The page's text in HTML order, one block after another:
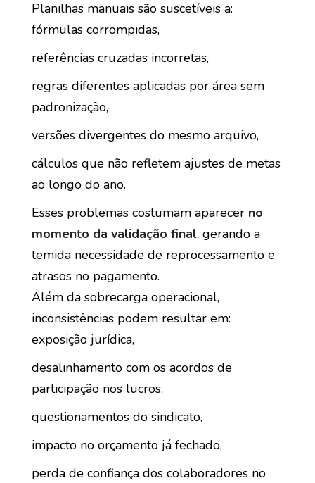
Planilhas manuais são suscetíveis a:
fórmulas corrompidas,
referências cruzadas incorretas,
regras diferentes aplicadas por área sem
padronização,
versões divergentes do mesmo arquivo,
cálculos que não refletem ajustes de metas
ao longo do ano.
Esses problemas costumam aparecer no
momento da validação final, gerando a
temida necessidade de reprocessamento e
atrasos no pagamento.
Além da sobrecarga operacional,
inconsistências podem resultar em:
exposição jurídica,
desalinhamento com os acordos de
participação nos lucros,
questionamentos do sindicato,
impacto no orçamento já fechado,
perda de confiança dos colaboradores no